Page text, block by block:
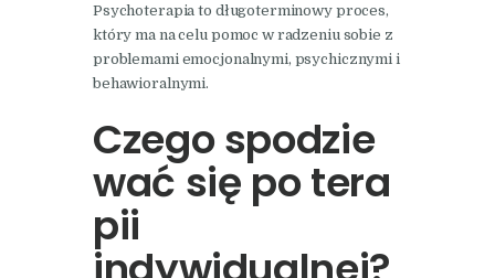
Psychoterapia to długoterminowy proces,
który ma na celu pomoc w radzeniu sobie z
problemami emocjonalnymi, psychicznymi i
behawioralnymi.
Czego spodzie
wać się po tera
pii